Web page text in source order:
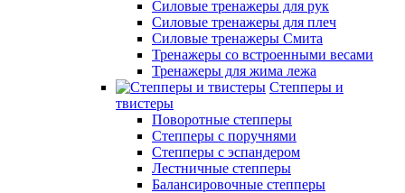
Силовые тренажеры для рук
Силовые тренажеры для плеч
Силовые тренажеры Смита
Тренажеры со встроенными весами
Тренажеры для жима лежа
Степперы и
твистеры
Поворотные степперы
Степперы с поручнями
Степперы с эспандером
Лестничные степперы
Балансировочные степперы